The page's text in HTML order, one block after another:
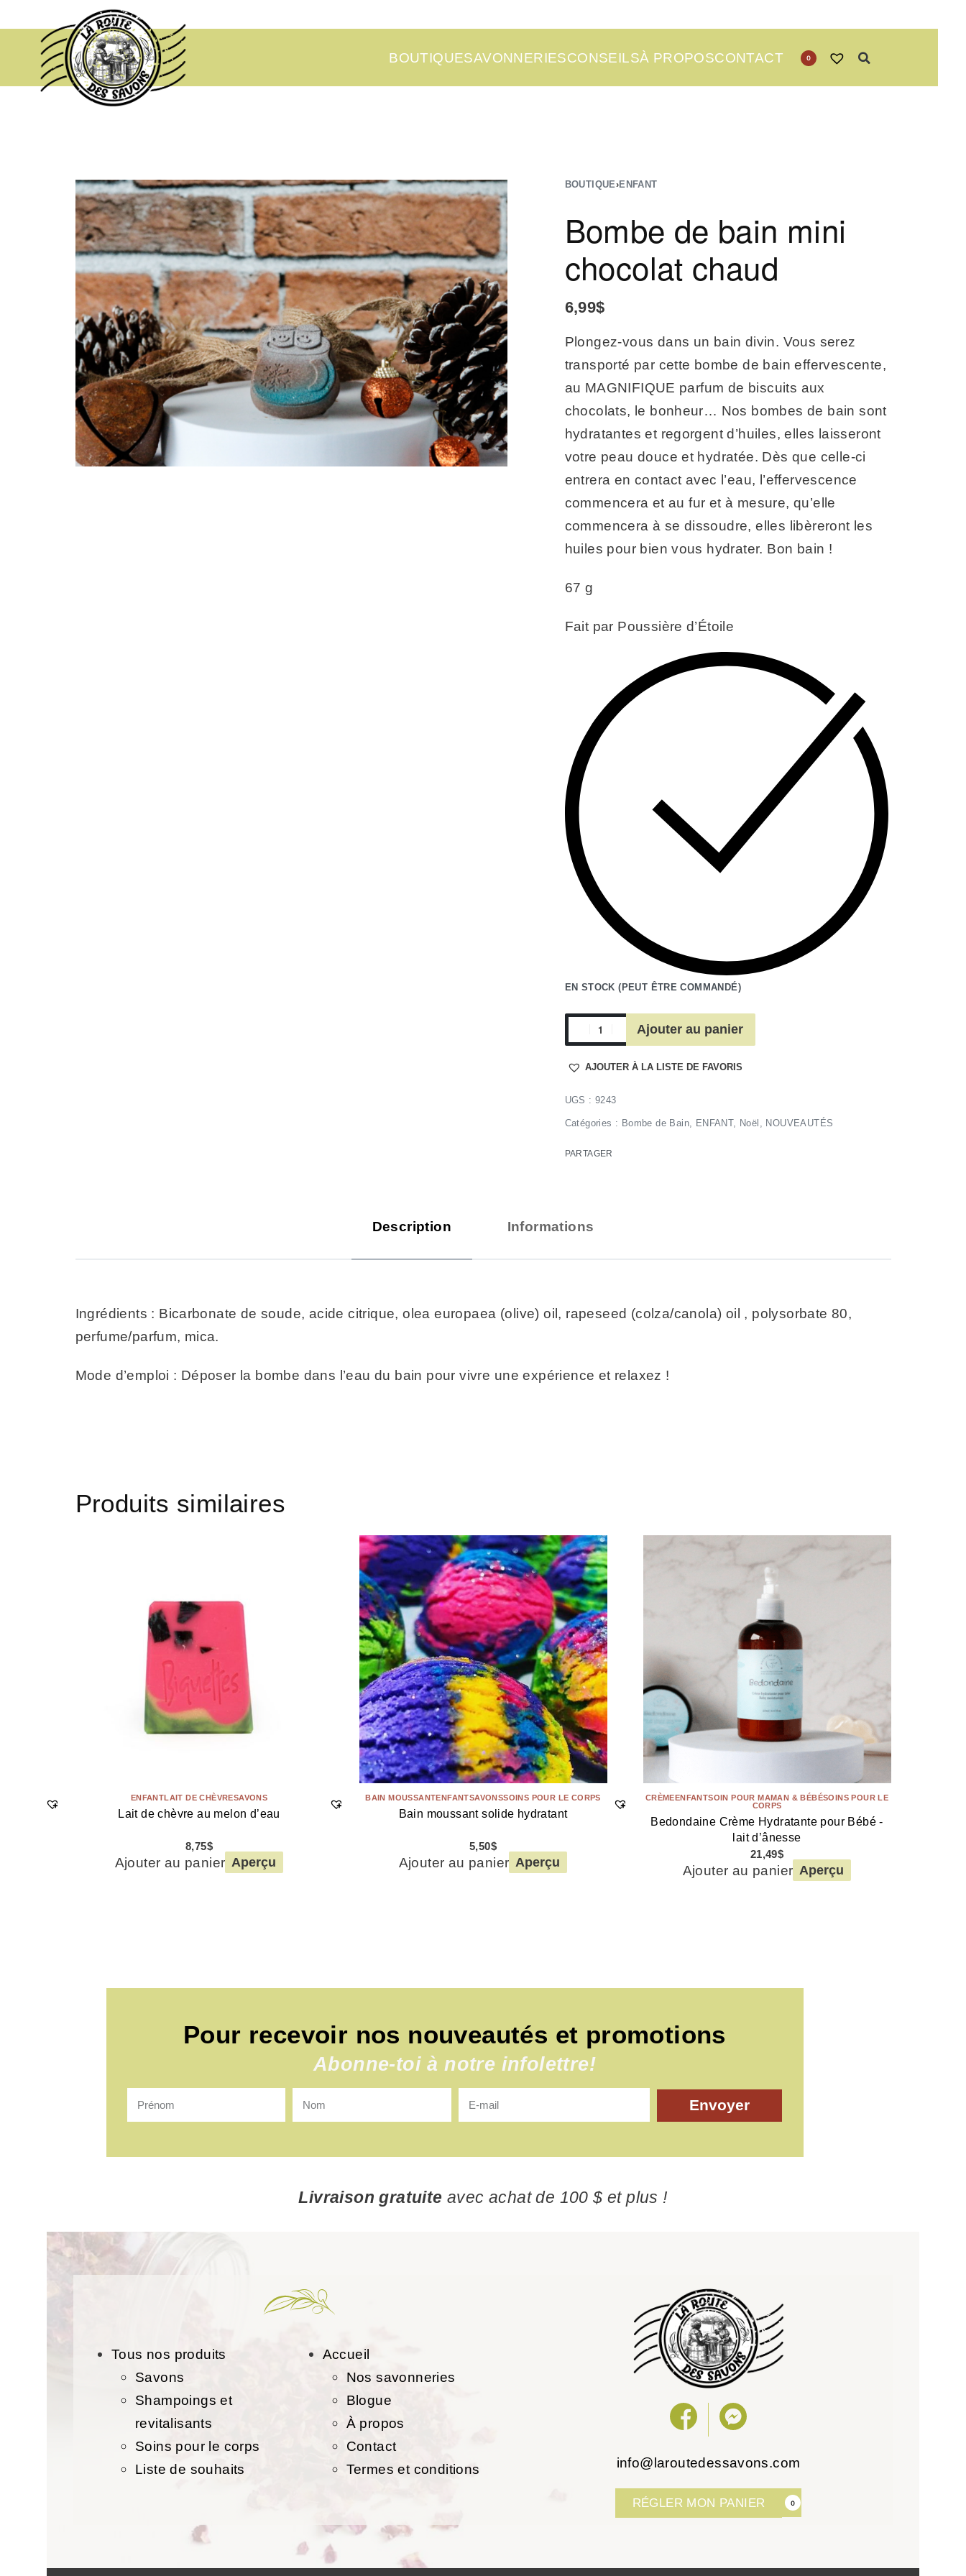
BOUTIQUESAVONNERIESCONSEILSÀ PROPOSCONTACT 0
BOUTIQUE›ENFANT
Bombe de bain mini
chocolat chaud
6,99$
Plongez-vous dans un bain divin. Vous serez
transporté par cette bombe de bain effervescente,
au MAGNIFIQUE parfum de biscuits aux
chocolats, le bonheur… Nos bombes de bain sont
hydratantes et regorgent d’huiles, elles laisseront
votre peau douce et hydratée. Dès que celle-ci
entrera en contact avec l’eau, l’effervescence
commencera et au fur et à mesure, qu’elle
commencera à se dissoudre, elles libèreront les
huiles pour bien vous hydrater. Bon bain !
67 g
Fait par Poussière d’Étoile
EN STOCK (PEUT ÊTRE COMMANDÉ)
Ajouter au panier
AJOUTER À LA LISTE DE FAVORIS
9243
Catégories : Bombe de Bain, ENFANT, Noël NOUVEAUTÉS
PARTAGER
Description Informations
Ingrédients : Bicarbonate de soude, acide citrique, olea europaea (olive) oil, rapeseed (colza/canola) oil , polysorbate 80,
perfume/parfum, mica.
Mode d’emploi : Déposer la bombe dans l’eau du bain pour vivre une expérience et relaxez !
Produits similaires
ENFANTLAIT DE CHÈVRESAVONS
Lait de chèvre au melon d’eau
8,75$
Ajouter au panier Aperçu
BAIN MOUSSANTENFANTSAVONSSOINS POUR LE CORPS
Bain moussant solide hydratant
5,50$
Ajouter au panier Aperçu
CRÈMEENFANTSOIN POUR MAMAN & BÉBÉSOINS POUR LE
CORPS
Bedondaine Crème Hydratante pour Bébé -
lait d’ânesse
21,49$
Ajouter au panier Aperçu
Pour recevoir nos nouveautés et promotions
Abonne-toi à notre infolettre!
Envoyer
Livraison gratuite avec achat de 100 $ et plus !
Tous nos produits
Savons
Shampoings et
revitalisants
Soins pour le corps
Liste de souhaits
Accueil
Nos savonneries
Blogue
À propos
Contact
Termes et conditions
info@laroutedessavons.com
RÉGLER MON PANIER 0